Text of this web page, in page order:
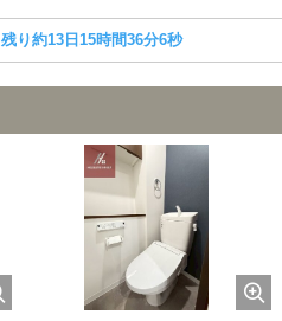
残り約13日15時間36分5秒